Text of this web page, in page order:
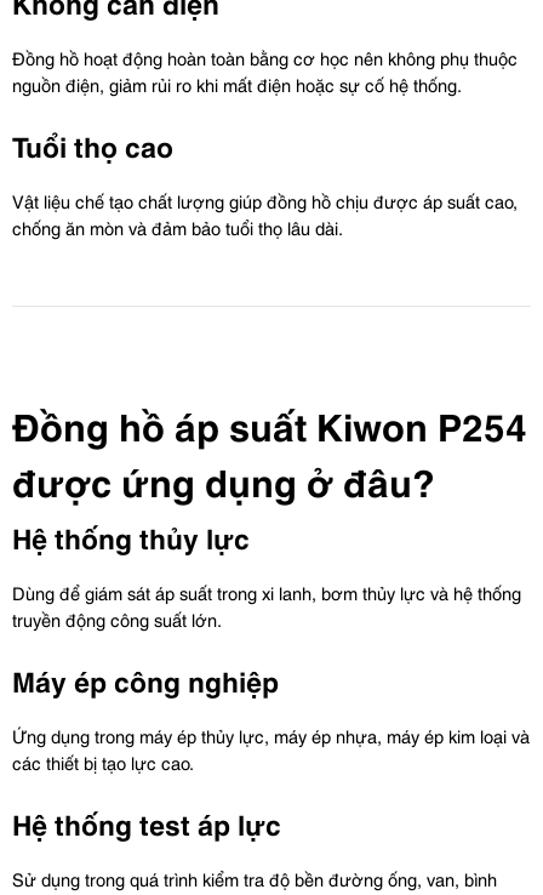
Đồng hồ hoạt động hoàn toàn bằng cơ học nên không phụ thuộc
nguồn điện, giảm rủi ro khi mất điện hoặc sự cố hệ thống.
Tuổi thọ cao
Vật liệu chế tạo chất lượng giúp đồng hồ chịu được áp suất cao,
chống ăn mòn và đảm bảo tuổi thọ lâu dài.
Đồng hồ áp suất Kiwon P254
được ứng dụng ở đâu?
Hệ thống thủy lực
Dùng để giám sát áp suất trong xi lanh, bơm thủy lực và hệ thống
truyền động công suất lớn.
Máy ép công nghiệp
Ứng dụng trong máy ép thủy lực, máy ép nhựa, máy ép kim loại và
các thiết bị tạo lực cao.
Hệ thống test áp lực
Sử dụng trong quá trình kiểm tra độ bền đường ống, van, bình